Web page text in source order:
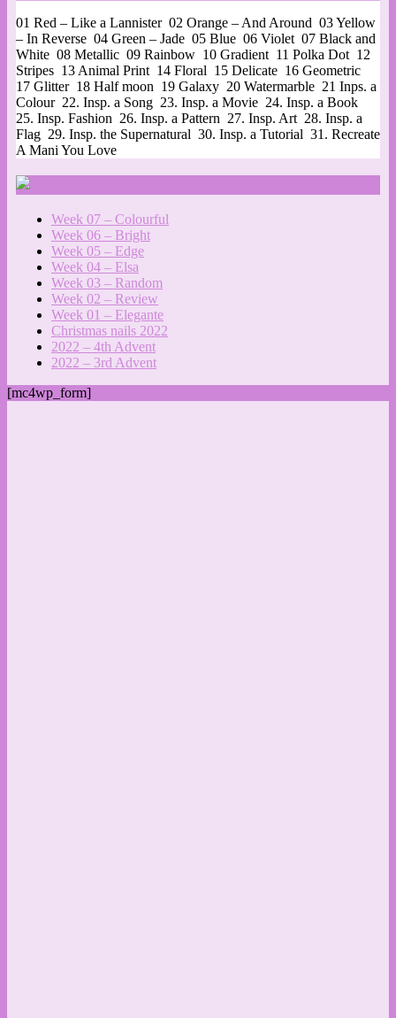
01 Red – Like a Lannister 02 Orange – And Around 03 Yellow
– In Reverse 04 Green – Jade 05 Blue 06 Violet 07 Black and
White 08 Metallic 09 Rainbow 10 Gradient 11 Polka Dot 12
Stripes 13 Animal Print 14 Floral 15 Delicate 16 Geometric
17 Glitter 18 Half moon 19 Galaxy 20 Watermarble 21 Inps. a
Colour 22. Insp. a Song 23. Insp. a Movie 24. Insp. a Book
25. Insp. Fashion 26. Insp. a Pattern 27. Insp. Art 28. Insp. a
Flag 29. Insp. the Supernatural 30. Insp. a Tutorial 31. Recreate
A Mani You Love
Week 07 – Colourful
Week 06 – Bright
Week 05 – Edge
Week 04 – Elsa
Week 03 – Random
Week 02 – Review
Week 01 – Elegante
Christmas nails 2022
2022 – 4th Advent
2022 – 3rd Advent
[mc4wp_form]